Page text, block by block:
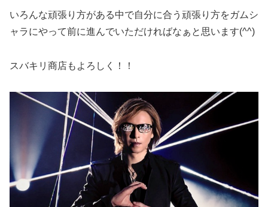
いろんな頑張り方がある中で自分に合う頑張り方をガムシ
ャラにやって前に進んでいただければなぁと思います(^^)
スバキリ商店もよろしく！！